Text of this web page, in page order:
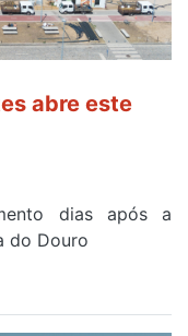
abre este
dias após a
do Douro